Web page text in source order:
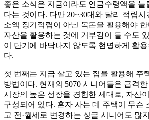
좋은 소식은 지금이라도 연금수령액을 늘
다는 것이다. 다만 20~30대와 달리 적립
소액 장기적립이 아닌 목돈을 활용해야
자산을 활용하는 것에 거부감이 들 수도
이 단기에 바닥나지 않도록 현명하게 활용
다.
첫 번째는 지금 살고 있는 집을 활용해 주
방법이다. 현재의 5070 시니어들은 급격
시장의 높은 성장을 경험한 세대로, 자산
구성되어 있다. 혼자 사는 데 주택이 무슨
고 전·월세로 변경하는 싱글 시니어도 많